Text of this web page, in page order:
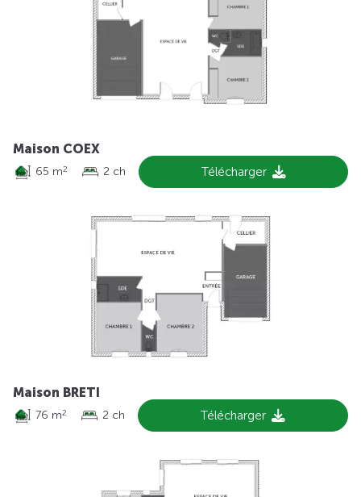
Maison COEX
65 m2 2 ch Télécharger
Maison BRETI
76 m2 2 ch Télécharger